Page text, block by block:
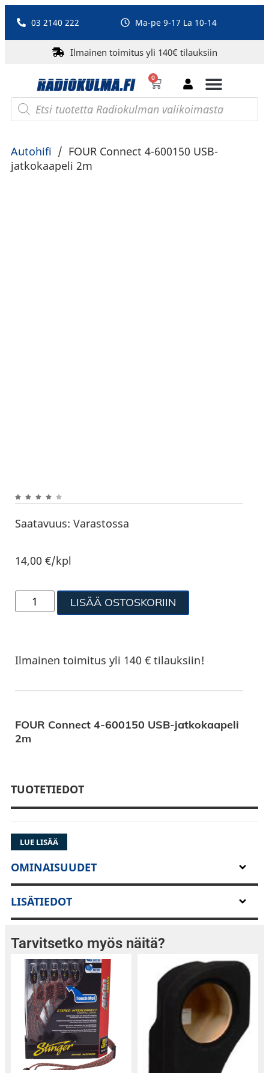
03 2140 222 Ma-pe 9-17 La 10-14
Ilmainen toimitus yli 140€ tilauksiin
0
Autohifi / FOUR Connect 4-600150 USB-
jatkokaapeli 2m
Saatavuus: Varastossa
14,00€/kpl
LISÄÄ OSTOSKORIIN
Ilmainen toimitus yli 140 € tilauksiin!
FOUR Connect 4-600150 USB-jatkokaapeli
2m
TUOTETIEDOT
LUE LISÄÄ
OMINAISUUDET
LISÄTIEDOT
Tarvitsetko myös näitä?